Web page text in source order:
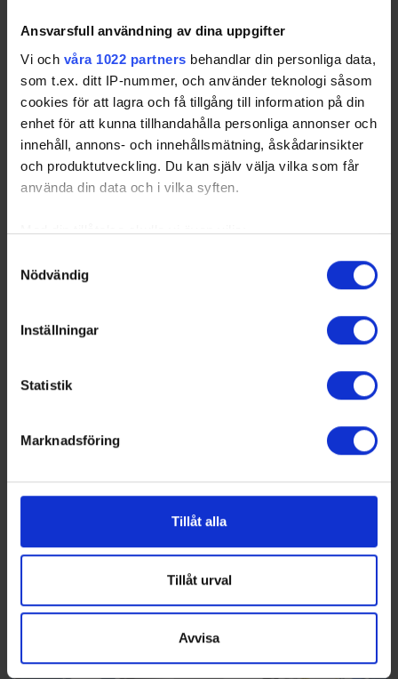
Ansvarsfull användning av dina uppgifter
Vi och våra 1022 partners behandlar din personliga data,
som t.ex. ditt IP-nummer, och använder teknologi såsom
cookies för att lagra och få tillgång till information på din
enhet för att kunna tillhandahålla personliga annonser och
innehåll, annons- och innehållsmätning, åskådarinsikter
och produktutveckling. Du kan själv välja vilka som får
använda din data och i vilka syften.
Med din tillåtelse skulle vi även vilja:
som kan ha en noggrannhet på upp till flera meter
Ta reda på mer om hur dina personliga uppgifter
Du kan ändra eller dra tillbaka ditt samtycke när som
Vi använder enhetsidentifierare för att anpassa innehållet
för sociala medier och analysera vår trafik. Vi
vidarebefordrar även sådana identifierare och annan
annons- och analysföretag som vi samarbetar med.
Dessa kan i sin tur kombinera informationen med annan
samlat in när du har använt deras tjänster.
Nödvändig
Inställningar
Statistik
Marknadsföring
Tillåt alla
Tillåt urval
Avvisa